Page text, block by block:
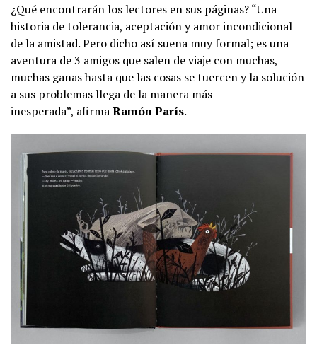
¿Qué encontrarán los lectores en sus páginas? “Una
historia de tolerancia, aceptación y amor incondicional
de la amistad. Pero dicho así suena muy formal; es una
aventura de 3 amigos que salen de viaje con muchas,
muchas ganas hasta que las cosas se tuercen y la solución
a sus problemas llega de la manera más
inesperada”, afirmaRamón París.